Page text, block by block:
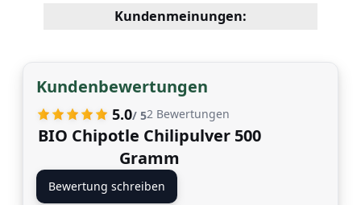
Kundenmeinungen:
Kundenbewertungen
5.0/ 52 Bewertungen
BIO Chipotle Chilipulver 500
Gramm
Bewertung schreiben